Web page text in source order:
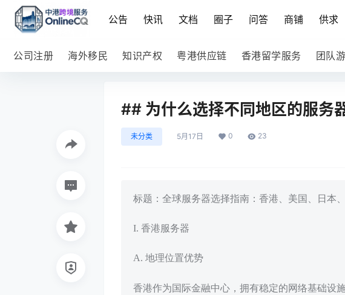
公告 快讯 文档 圈子 问答 商铺 供求
公司注册 海外移民 知识产权 粤港供应链 香港留学服务 团队
## 为什么选择不同地区的服务
未分类 5月17日 0 23
标题：全球服务器选择指南：香港、美国、日本
I. 香港服务器
A. 地理位置优势
香港作为国际金融中心，拥有稳定的网络基础设